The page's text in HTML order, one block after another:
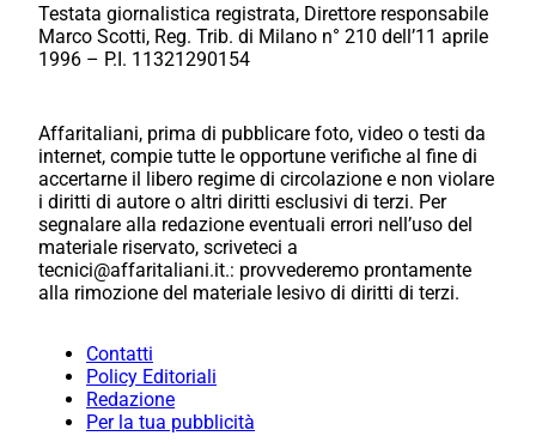
Testata giornalistica registrata, Direttore responsabile
Marco Scotti, Reg. Trib. di Milano n° 210 dell’11 aprile
1996 – P.I. 11321290154
Affaritaliani, prima di pubblicare foto, video o testi da
internet, compie tutte le opportune verifiche al fine di
accertarne il libero regime di circolazione e non violare
i diritti di autore o altri diritti esclusivi di terzi. Per
segnalare alla redazione eventuali errori nell’uso del
materiale riservato, scriveteci a
tecnici@affaritaliani.it.: provvederemo prontamente
alla rimozione del materiale lesivo di diritti di terzi.
Contatti
Policy Editoriali
Redazione
Per la tua pubblicità